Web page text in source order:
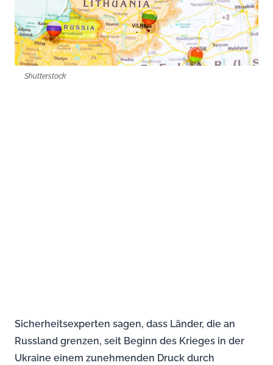
Shutterstock
Sicherheitsexperten sagen, dass Länder, die an
Russland grenzen, seit Beginn des Krieges in der
Ukraine einem zunehmenden Druck durch